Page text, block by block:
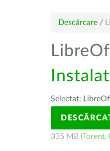
Descărcare /
Selectat:
335 MB (Torent,